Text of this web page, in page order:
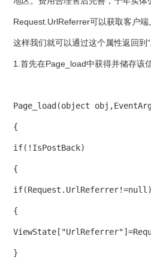
Request.UrlReferrer可以获取客户端
这样我们就可以通过这个属性返回到“
1.首先在Page_load中获得并储存该
Page_load(object
{
if(!IsPostBack)
{
{
}